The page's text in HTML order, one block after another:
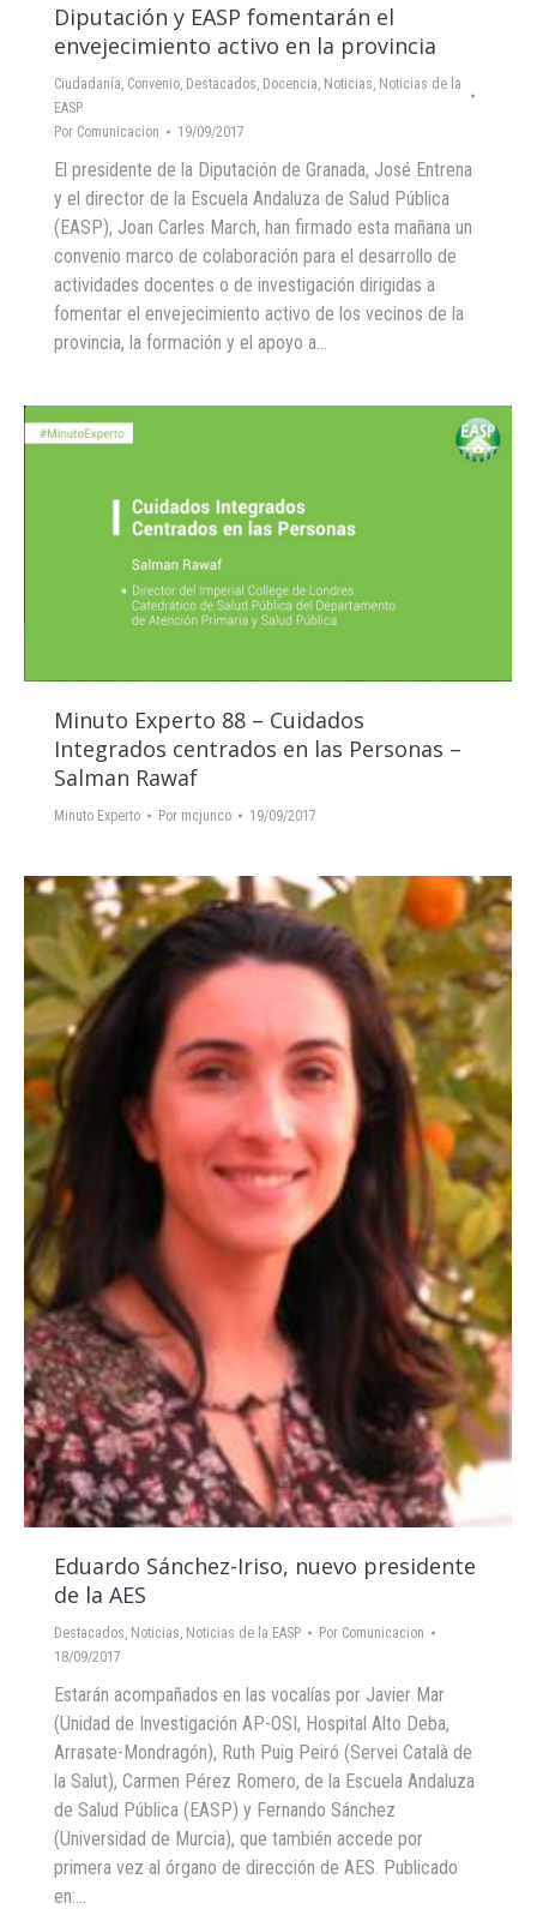
Diputación y EASP fomentarán el
envejecimiento activo en la provincia
Ciudadanía Convenio Destacados Docencia Noticias Noticias de la
EASP
Por Comunicacion 19/09/2017
El presidente de la Diputación de Granada, José Entrena
y el director de la Escuela Andaluza de Salud Pública
(EASP), Joan Carles March, han firmado esta mañana un
convenio marco de colaboración para el desarrollo de
actividades docentes o de investigación dirigidas a
fomentar el envejecimiento activo de los vecinos de la
provincia, la formación y el apoyo a…
Minuto Experto 88 – Cuidados
Integrados centrados en las Personas –
Salman Rawaf
Minuto Experto Por mcjunco 19/09/2017
Eduardo Sánchez-Iriso, nuevo presidente
de la AES
Destacados, Noticias, Noticias de la EASP Por Comunicacion
18/09/2017
Estarán acompañados en las vocalías por Javier Mar
(Unidad de Investigación AP-OSI, Hospital Alto Deba,
Arrasate-Mondragón), Ruth Puig Peiró (Servei Català de
la Salut), Carmen Pérez Romero, de la Escuela Andaluza
de Salud Pública (EASP) y Fernando Sánchez
(Universidad de Murcia), que también accede por
primera vez al órgano de dirección de AES. Publicado
en:…